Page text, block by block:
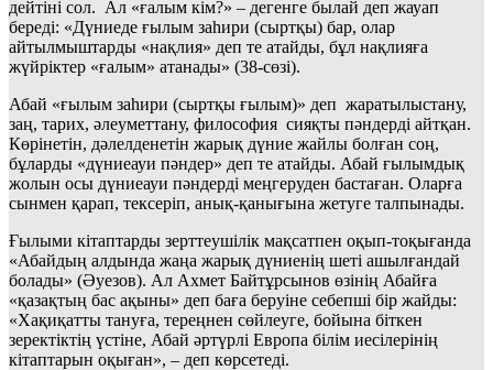
дейтіні сол. Ал «ғалым кім?» – дегенге былай деп жауап
береді: «Дүниеде ғылым заһири (сыртқы) бар, олар
айтылмыштарды «нақлия» деп те атайды, бұл нақлияға
жүйріктер «ғалым» атанады» (38-сөзі).
Абай «ғылым заһири (сыртқы ғылым)» деп жаратылыстану,
заң, тарих, әлеуметтану, философия сияқты пәндерді айтқан.
Көрінетін, дәлелденетін жарық дүние жайлы болған соң,
бұларды «дүниеауи пәндер» деп те атайды. Абай ғылымдық
жолын осы дүниеауи пәндерді меңгеруден бастаған. Оларға
сынмен қарап, тексеріп, анық-қанығына жетуге талпынады.
Ғылыми кітаптарды зерттеушілік мақсатпен оқып-тоқығанда
«Абайдың алдында жаңа жарық дүниенің шеті ашылғандай
болады» (Әуезов). Ал Ахмет Байтұрсынов өзінің Абайға
«қазақтың бас ақыны» деп баға беруіне себепші бір жайды:
«Хақиқатты тануға, тереңнен сөйлеуге, бойына біткен
зеректіктің үстіне, Абай әртүрлі Европа білім иесілерінің
кітаптарын оқыған», – деп көрсетеді.